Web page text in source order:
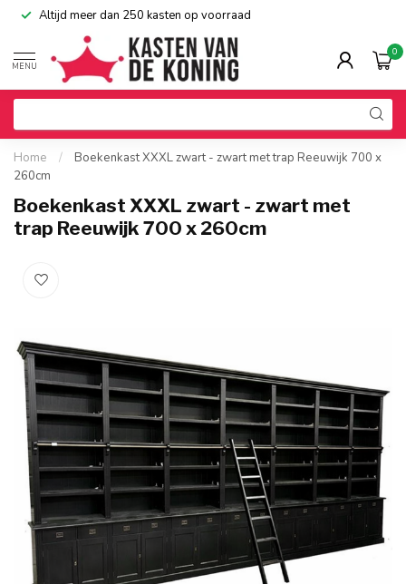
Altijd meer dan 250 kasten op voorraad
MENU
0
Home /
Boekenkast XXXL zwart - zwart met trap Reeuwijk 700 x
260cm
Boekenkast XXXL zwart - zwart met
trap Reeuwijk 700 x 260cm